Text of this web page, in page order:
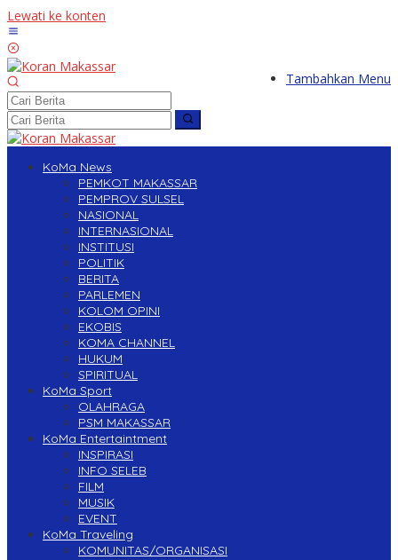
Lewati ke konten
Tambahkan Menu
KoMa News
PEMKOT MAKASSAR
PEMPROV SULSEL
NASIONAL
INTERNASIONAL
INSTITUSI
POLITIK
BERITA
PARLEMEN
KOLOM OPINI
EKOBIS
KOMA CHANNEL
HUKUM
SPIRITUAL
KoMa Sport
OLAHRAGA
PSM MAKASSAR
KoMa Entertaintment
INSPIRASI
INFO SELEB
FILM
MUSIK
EVENT
KoMa Traveling
KOMUNITAS/ORGANISASI